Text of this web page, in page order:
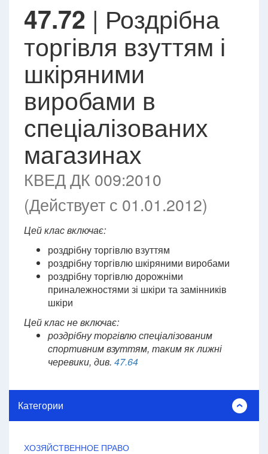
47.72 | Роздрібна
торгівля взуттям і
шкіряними
виробами в
спеціалізованих
магазинах
КВЕД ДК 009:2010
(Действует с 01.01.2012)
Цей клас включає:
роздрібну торгівлю взуттям
роздрібну торгівлю шкіряними виробами
роздрібну торгівлю дорожніми
приналежностями зі шкіри та замінників
шкіри
Цей клас не включає:
роздрібну торгівлю спеціалізованим
спортивним взуттям, таким як лижні
черевики, див. 47.64
Категории
ХОЗЯЙСТВЕННОЕ ПРАВО